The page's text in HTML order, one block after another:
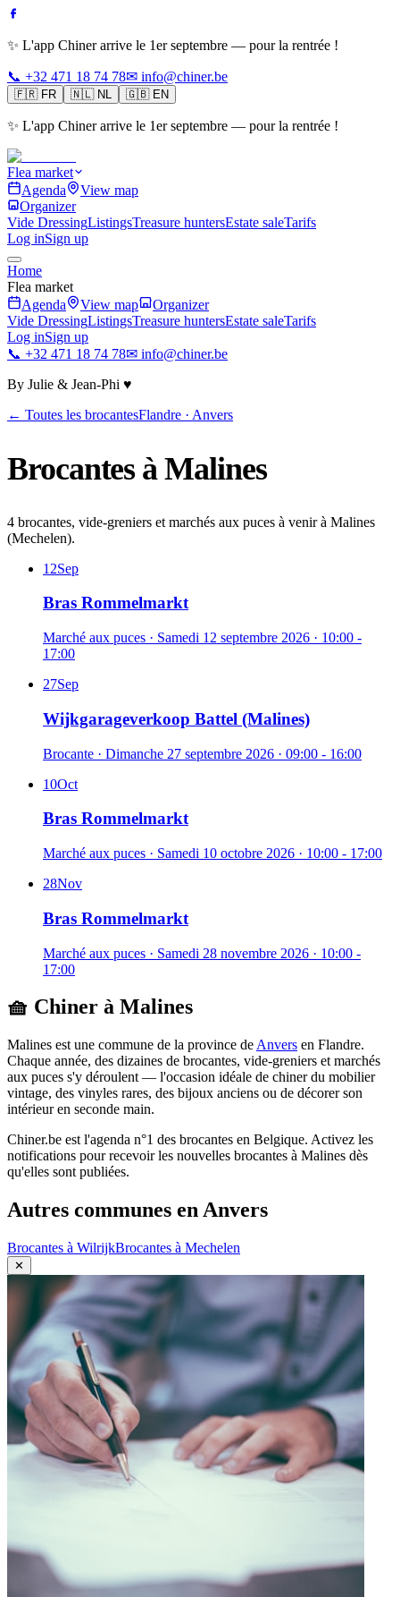
✨ L'app Chiner arrive le 1er septembre — pour la rentrée !
📞 +32 471 18 74 78✉ info@chiner.be
🇫🇷 FR 🇳🇱 NL 🇬🇧 EN
✨ L'app Chiner arrive le 1er septembre — pour la rentrée !
Flea market
Agenda
View map
Organizer
Vide DressingListingsTreasure huntersEstate saleTarifs
Log inSign up
Home
Flea market
Agenda
View map
Organizer
Vide DressingListingsTreasure huntersEstate saleTarifs
Log inSign up
📞 +32 471 18 74 78✉ info@chiner.be
By Julie & Jean-Phi ♥
← Toutes les brocantesFlandre · Anvers
Brocantes àMalines
4 brocantes, vide-greniers et marchés aux puces à venir à Malines
(Mechelen).
12Sep
Bras Rommelmarkt
Marché aux puces · Samedi 12 septembre 2026 · 10:00 -
17:00
27Sep
Wijkgarageverkoop Battel (Malines)
Brocante · Dimanche 27 septembre 2026 · 09:00 - 16:00
10Oct
Bras Rommelmarkt
Marché aux puces · Samedi 10 octobre 2026 · 10:00 - 17:00
28Nov
Bras Rommelmarkt
Marché aux puces · Samedi 28 novembre 2026 · 10:00 -
17:00
🧺 Chiner à Malines
Malines est une commune de la province de Anvers en Flandre.
Chaque année, des dizaines de brocantes, vide-greniers et marchés
aux puces s'y déroulent — l'occasion idéale de chiner du mobilier
vintage, des vinyles rares, des bijoux anciens ou de décorer son
intérieur en seconde main.
Chiner.be est l'agenda n°1 des brocantes en Belgique. Activez les
notifications pour recevoir les nouvelles brocantes à Malines dès
qu'elles sont publiées.
Autres communes enAnvers
Brocantes à WilrijkBrocantes à Mechelen
✕